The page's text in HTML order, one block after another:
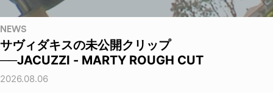
NEWS
サヴィダキスの未公開クリップ
──JACUZZI - MARTY ROUGH CUT
2026.08.06